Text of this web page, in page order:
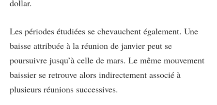
dollar.
Les périodes étudiées se chevauchent également. Une
baisse attribuée à la réunion de janvier peut se
poursuivre jusqu’à celle de mars. Le même mouvement
baissier se retrouve alors indirectement associé à
plusieurs réunions successives.